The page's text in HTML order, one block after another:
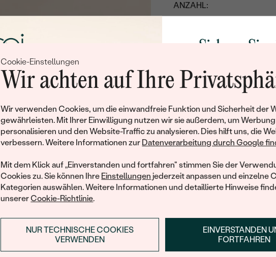
Cookie-Einstellungen
Wir achten auf Ihre
Wir verwenden Cookies, um die einwandfreie Funktion und Sicherheit der
gewährleisten. Mit Ihrer Einwilligung nutzen wir sie außerdem, um Werbung
personalisieren und den Website-Traffic zu analysieren. Dies hilft uns, die
verbessern. Weitere Informationen zur Datenverarbeitung durch Google
Mit dem Klick auf „Einverstanden und fortfahren" stimmen Sie der
Cookies zu. Sie können Ihre Einstellungen jederzeit anpassen und einzelne
Kategorien auswählen. Weitere Informationen und detaillierte Hinweise
unsererCookie-Richtlinie.
EINVERSTANDEN
FORTFAHREN
NUR TECHNISCHE COOKIES
VERWENDEN
ANZAHL:
ABMESSUNGEN:
FORM:
Sichern Sie
Rabatt auf
Werden Sie Teil
und entdecken Sie die
gefertigten Schmucks
Ihren ersten
ANMELDEN &
E-Mail-Adresse je bei uns in